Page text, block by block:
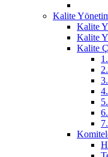
Kalite
Kalite
Kalite
Kalite